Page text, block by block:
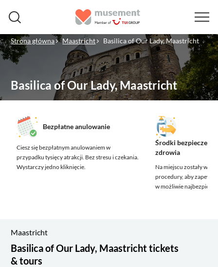
Strona główna Maastricht Basilica of Our Lady, Maastricht
Basilica of Our Lady, Maastricht
Bezpłatne anulowanie
Ciesz się bezpłatnym anulowaniem w
przypadku tysięcy atrakcji. Bez stresu i czekania.
Wystarczy jedno kliknięcie.
Środki
zdrowia
Na miejscu zostały
procedury, aby
w możliwie
Maastricht
Basilica of Our Lady, Maastricht tickets
& tours